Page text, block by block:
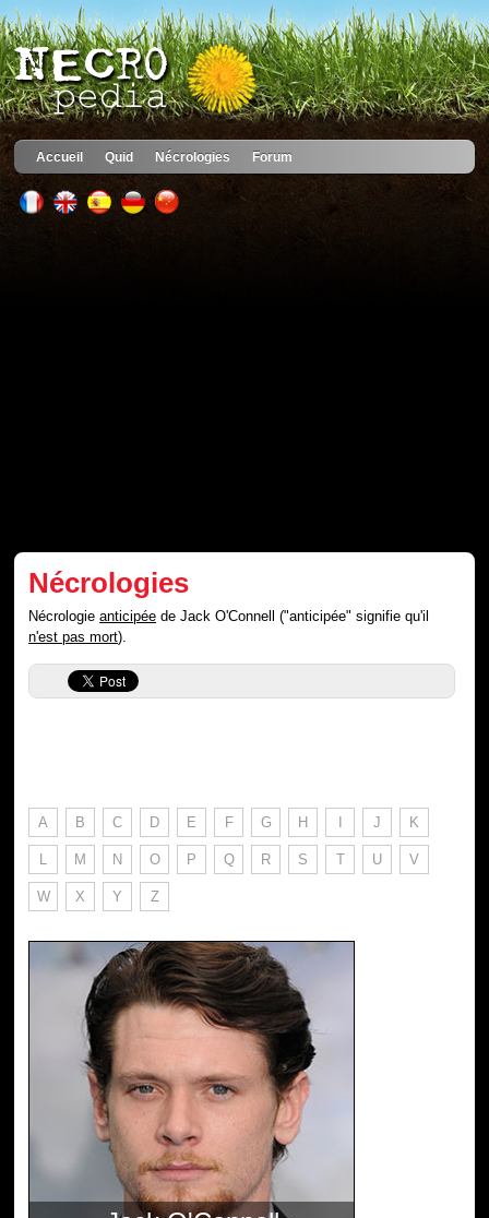
Accueil Quid Nécrologies Forum
Nécrologies
Nécrologieanticipée de Jack O'Connell ("anticipée" signifie qu'il
n'est pas mort).
A B C D E F G H I J K
L M N O P Q R S T U V
W X Y Z